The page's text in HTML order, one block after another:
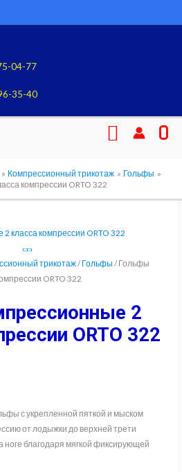
04-77
35-40
Поиск
Компрессионный трикотаж
Гольфы
компрессии ORTO 322
трикотаж/Гольфы / Гольфы
ORTO 322
2
ORTO 322
с укрепленной пяткой и мыском
от лодыжки до верхней трети
ноге благодаря мягкой фиксирующей